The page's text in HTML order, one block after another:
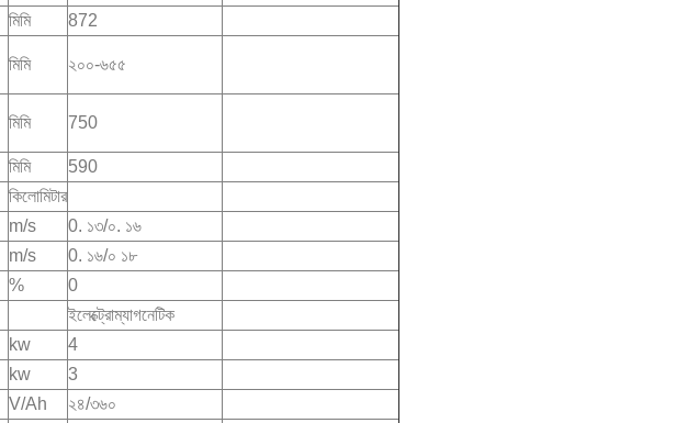
মিমি
872
মিমি ২০০-৬৫৫
মিমি 750
মিমি
590
কিলোমিটার
m/s
0. ১৩/০. ১৬
m/s
0. ১৬/০ ১৮
%
0
ইলেক্ট্রোম্যাগনেটিক
kw
4
kw
3
V/Ah
২৪/৩৬০